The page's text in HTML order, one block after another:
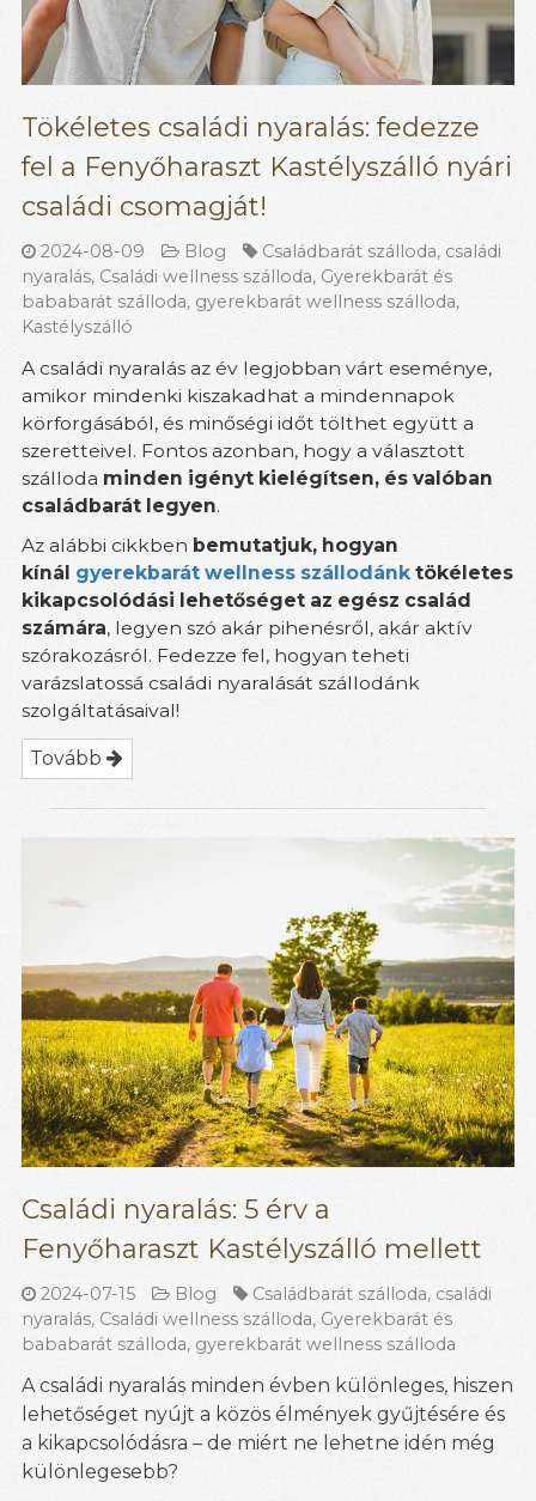
Tökéletes családi nyaralás: fedezze
fel a Fenyőharaszt Kastélyszálló nyári
családi csomagját!
2024-08-09 Blog Családbarát szálloda, családi
nyaralás, Családi wellness szálloda, Gyerekbarát és
bababarát szálloda, gyerekbarát wellness szálloda,
Kastélyszálló
A családi nyaralás az év legjobban várt eseménye,
amikor mindenki kiszakadhat a mindennapok
körforgásából, és minőségi időt tölthet együtt a
szeretteivel. Fontos azonban, hogy a választott
szálloda minden igényt kielégítsen, és valóban
családbarát legyen.
Az alábbi cikkben bemutatjuk, hogyan
kínál gyerekbarát wellness szállodánk tökéletes
kikapcsolódási lehetőséget az egész család
számára, legyen szó akár pihenésről, akár aktív
szórakozásról. Fedezze fel, hogyan teheti
varázslatossá családi nyaralását szállodánk
szolgáltatásaival!
Tovább
Családi nyaralás: 5 érv a
Fenyőharaszt Kastélyszálló mellett
2024-07-15 Blog Családbarát szálloda, családi
nyaralás, Családi wellness szálloda, Gyerekbarát és
bababarát szálloda, gyerekbarát wellness szálloda
A családi nyaralás minden évben különleges, hiszen
lehetőséget nyújt a közös élmények gyűjtésére és
a kikapcsolódásra – de miért ne lehetne idén még
különlegesebb?